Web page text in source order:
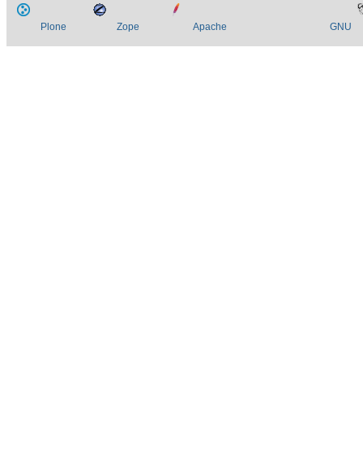
Plone Zope Apache GNU